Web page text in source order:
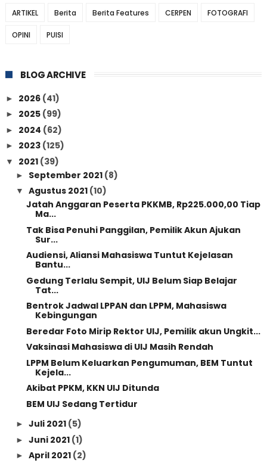
ARTIKEL Berita Berita Features CERPEN FOTOGRAFI
OPINI PUISI
BLOG ARCHIVE
► 2026 (41)
► 2025 (99)
► 2024 (62)
► 2023 (125)
▼ 2021 (39)
► September 2021 (8)
▼ Agustus 2021 (10)
Jatah Anggaran Peserta PKKMB, Rp225.000,00 Tiap
Ma...
Tak Bisa Penuhi Panggilan, Pemilik Akun Ajukan
Sur...
Audiensi, Aliansi Mahasiswa Tuntut Kejelasan
Bantu...
Gedung Terlalu Sempit, UIJ Belum Siap Belajar
Tat...
Bentrok Jadwal LPPAN dan LPPM, Mahasiswa
Kebingungan
Beredar Foto Mirip Rektor UIJ, Pemilik akun Ungkit...
Vaksinasi Mahasiswa di UIJ Masih Rendah
LPPM Belum Keluarkan Pengumuman, BEM Tuntut
Kejela...
Akibat PPKM, KKN UIJ Ditunda
BEM UIJ Sedang Tertidur
► Juli 2021 (5)
► Juni 2021 (1)
► April 2021 (2)